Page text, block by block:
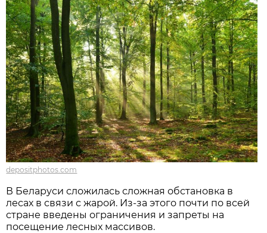
depositphotos.com
В Беларуси сложилась сложная обстановка в
лесах в связи с жарой. Из-за этого почти по всей
стране введены ограничения и запреты на
посещение лесных массивов.